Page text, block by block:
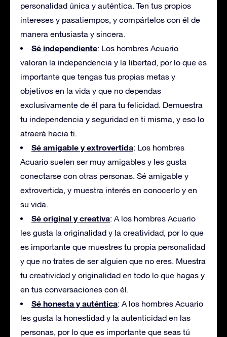
personalidad única y auténtica. Ten tus propios
intereses y pasatiempos, y compártelos con él de
manera entusiasta y sincera.
Sé independiente: Los hombres Acuario
valoran la independencia y la libertad, por lo que es
importante que tengas tus propias metas y
objetivos en la vida y que no dependas
exclusivamente de él para tu felicidad. Demuestra
tu independencia y seguridad en ti misma, y eso lo
atraerá hacia ti.
Sé amigable y extrovertida: Los hombres
Acuario suelen ser muy amigables y les gusta
conectarse con otras personas. Sé amigable y
extrovertida, y muestra interés en conocerlo y en
su vida.
Sé original y creativa: A los hombres Acuario
les gusta la originalidad y la creatividad, por lo que
es importante que muestres tu propia personalidad
y que no trates de ser alguien que no eres. Muestra
tu creatividad y originalidad en todo lo que hagas y
en tus conversaciones con él.
Sé honesta y auténtica: A los hombres Acuario
les gusta la honestidad y la autenticidad en las
personas, por lo que es importante que seas tú